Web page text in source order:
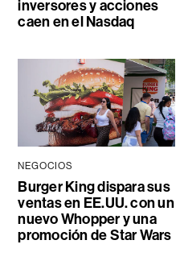
inversores y acciones
caen en el Nasdaq
NEGOCIOS
Burger King dispara sus
ventas en EE.UU. con un
nuevo Whopper y una
promoción de Star Wars